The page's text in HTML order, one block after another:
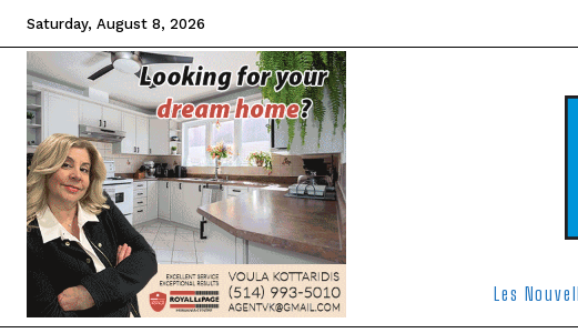
Saturday, August 8, 2026
Les